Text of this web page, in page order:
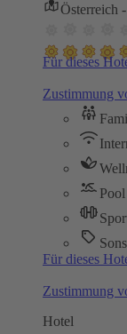
Österreich
Für dieses
Zustimmung
Pool
Für dieses
Zustimmung
Hotel